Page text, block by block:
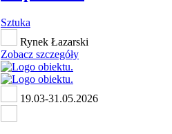
Sztuka
Rynek Łazarski
Zobacz szczegóły
19.03-31.05.2026